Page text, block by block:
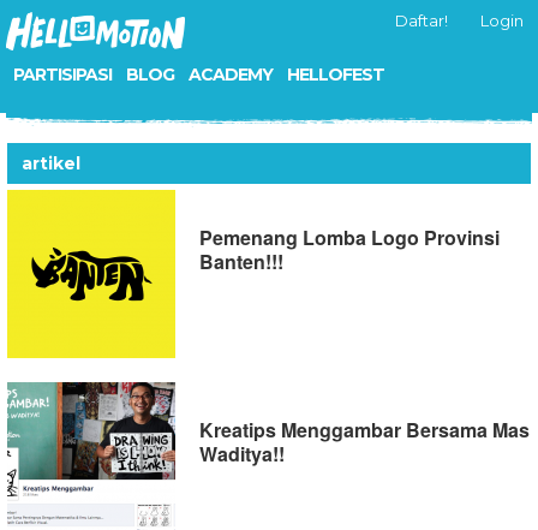
PARTISIPASI BLOG ACADEMY HELLOFEST
Daftar! Login
artikel
Pemenang Lomba Logo Provinsi
Banten!!!
Kreatips Menggambar Bersama Mas
Waditya!!